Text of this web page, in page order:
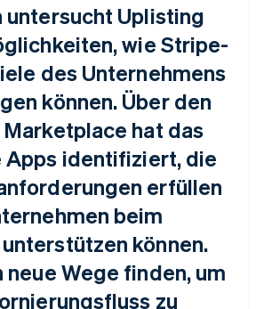
untersucht Uplisting
wie Stripe-
des Unternehmens
können. Über den
hat das
Apps identifiziert, die
erfüllen
beim
können.
neue Wege finden, um
zu